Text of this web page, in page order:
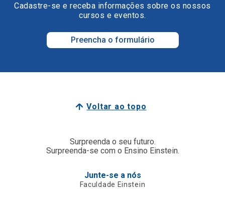
Cadastre-se e receba informações sobre os nossos
cursos e eventos.
Preencha o formulário
Voltar ao topo
Surpreenda o seu futuro.
Surpreenda-se com o Ensino Einstein.
Junte-se a nós
Faculdade Einstein